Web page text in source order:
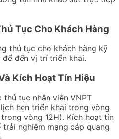
Tục Cho Khách Hàng
thủ tục cho khách hàng kỹ
đến vị trí triển khai.
Kích Hoạt Tín Hiệu
tục nhân viên VNPT
hẹn triển khai trong vòng
vòng 12H). Kích hoạt tín
nghiệm mạng cáp quang